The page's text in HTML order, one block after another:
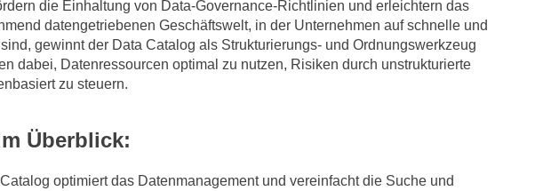
die Einhaltung von Data-Governance-Richtlinien und erleichtern das
datengetriebenen Geschäftswelt, in der Unternehmen auf schnelle und
gewinnt der Data Catalog als Strukturierungs- und Ordnungswerkzeug
dabei, Datenressourcen optimal zu nutzen, Risiken durch unstrukturierte
zu steuern.
Überblick:
optimiert das Datenmanagement und vereinfacht die Suche und